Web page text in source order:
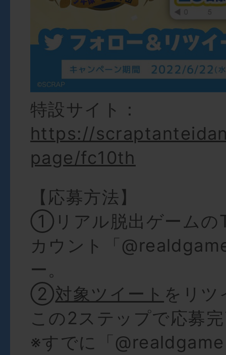
特設サイト：
https://
page/fc10th
【応募方法】
①リアル脱出ゲームの
カウント「
ー。
②対象ツイート をリツ
この2ステップで応募
※すでに「